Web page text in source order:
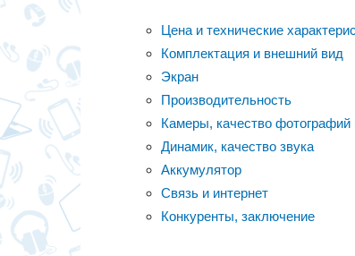
Цена и технические
Комплектация и внешний вид
Экран
Производительность
Камеры, качество фотографий
Динамик, качество звука
Аккумулятор
Связь и интернет
Конкуренты, заключение